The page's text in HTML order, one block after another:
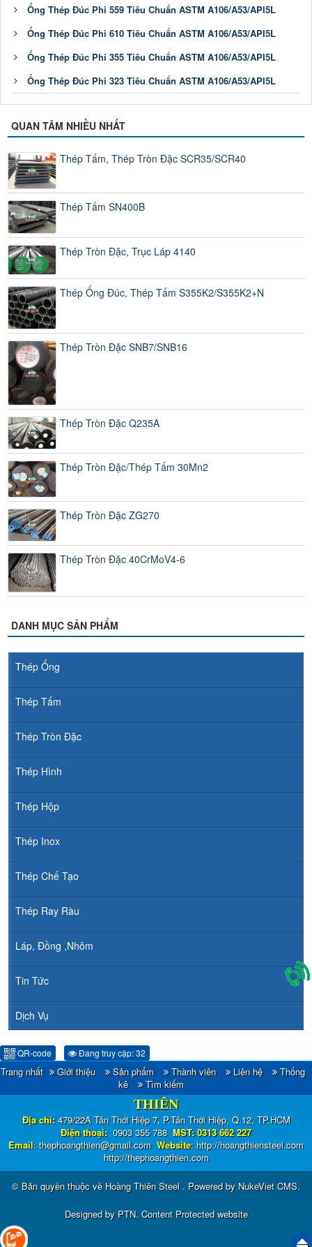
Ống Thép Đúc Phi 559 Tiêu Chuẩn ASTM A106/A53/API5L
Ống Thép Đúc Phi 610 Tiêu Chuẩn ASTM A106/A53/API5L
Ống Thép Đúc Phi 355 Tiêu Chuẩn ASTM A106/A53/API5L
Ống Thép Đúc Phi 323 Tiêu Chuẩn ASTM A106/A53/API5L
QUAN TÂM NHIỀU NHẤT
Thép Tấm, Thép Tròn Đặc SCR35/SCR40
Thép Tấm SN400B
Thép Tròn Đặc, Trục Láp 4140
Thép Ống Đúc, Thép Tấm S355K2/S355K2+N
Thép Tròn Đặc SNB7/SNB16
Thép Tròn Đặc Q235A
Thép Tròn Đặc/Thép Tấm 30Mn2
Thép Tròn Đặc ZG270
Thép Tròn Đặc 40CrMoV4-6
DANH MỤC SẢN PHẨM
Thép Ống
Thép Tấm
Thép Tròn Đặc
Thép Hình
Thép Hộp
Thép Inox
Thép Chế Tạo
Thép Ray Ràu
Láp, Đồng ,Nhôm
Tin Tức
Dịch Vụ
QR-code Đang truy cập: 32
Trang nhất Giới thiệu Sản phẩm Thành viên Liên hệ
Thống
kê
Tìm kiếm
CÔNG TY TNHH ĐẦU TƯ TM - XNK HOÀNG
THIÊN
Địa chỉ:479/22A Tân Thới Hiệp 7, P.Tân Thới Hiệp, Q.12, TP.HCM
Điện thoại: 0903 355 788 MST: 0313 662 227
Email: thephoangthien@gmail.com Website: http://hoangthiensteel.com
http://thephoangthien.com
© Bản quyền thuộc về Hoàng Thiên Steel . Powered by NukeViet CMS.
Designed by PTN. Content Protected website